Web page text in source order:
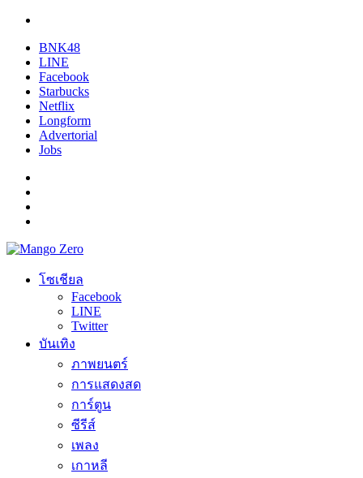
BNK48
LINE
Facebook
Starbucks
Netflix
Longform
Advertorial
Jobs
โซเชียล
Facebook
LINE
Twitter
บันเทิง
ภาพยนตร์
การแสดงสด
การ์ตูน
ซีรีส์
เพลง
เกาหลี